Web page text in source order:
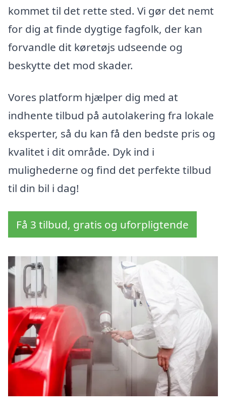
kommet til det rette sted. Vi gør det nemt
for dig at finde dygtige fagfolk, der kan
forvandle dit køretøjs udseende og
beskytte det mod skader.
Vores platform hjælper dig med at
indhente tilbud på autolakering fra lokale
eksperter, så du kan få den bedste pris og
kvalitet i dit område. Dyk ind i
mulighederne og find det perfekte tilbud
til din bil i dag!
Få 3 tilbud, gratis og uforpligtende